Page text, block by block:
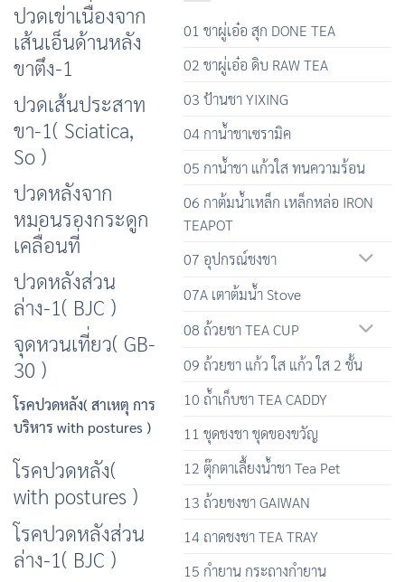
ปวดเข่าเนื่องจาก
เส้นเอ็นด้านหลัง
ขาตึง-1
ปวดเส้นประสาท
ขา-1( Sciatica,
So )
ปวดหลังจาก
หมอนรองกระดูก
เคลื่อนที่
ปวดหลังส่วน
ล่าง-1( BJC )
จุดหวนเที่ยว( GB-
30 )
โรคปวดหลัง( สาเหตุ การ
บริหาร with postures )
โรคปวดหลัง(
with postures )
โรคปวดหลังส่วน
ล่าง-1( BJC )
01 ชาผู่เอ๋อ สุก DONE TEA
02 ชาผู่เอ๋อ ดิบ RAW TEA
03 ป้านชา YIXING
04 กาน้ำชาเซรามิค
05 กาน้ำชา แก้วใส ทนความร้อน
06 กาต้มน้ำเหล็ก เหล็กหล่อ IRON
TEAPOT
07 อุปกรณ์ชงชา
07A เตาต้มน้ำ Stove
08 ถ้วยชา TEA CUP
09 ถ้วยชา แก้ว ใส แก้ว ใส 2 ชั้น
10 ถ้ำเก็บชา TEA CADDY
11 ชุดชงชา ชุดของขวัญ
12 ตุ๊กตาเลื้ยงน้ำชา Tea Pet
13 ถ้วยชงชา GAIWAN
14 ถาดชงชา TEA TRAY
15 กำยาน กระถางกำยาน